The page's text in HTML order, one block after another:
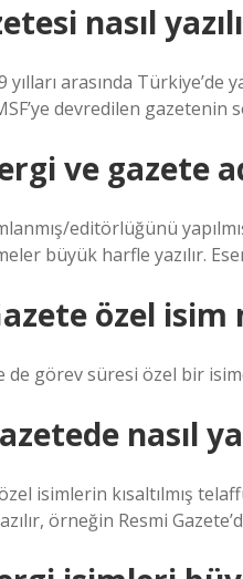
nasıl
yılları arasında
devredilen gazetenin
ve gazete
editörlüğünü
büyük harfle yazılır.
özel isim
de görev süresi özel bir
nasıl
isimlerin kısaltılmış
örneğin Resmi